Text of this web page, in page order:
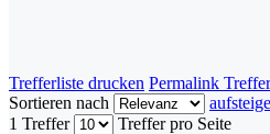
Trefferliste drucken Permalink
Sortieren nach
1 Treffer
Treffer pro Seite